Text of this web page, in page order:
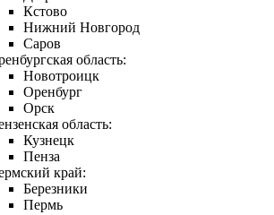
Кстово
Нижний Новгород
Саров
область:
Новотроицк
Оренбург
Орск
область:
Кузнецк
Пенза
край:
Березники
Пермь